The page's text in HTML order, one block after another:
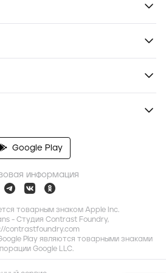
Google Play
информация
товарным знаком Apple Inc.
- Студия Contrast Foundry,
contrastfoundry.com
Play являются товарными знаками
Google LLC.